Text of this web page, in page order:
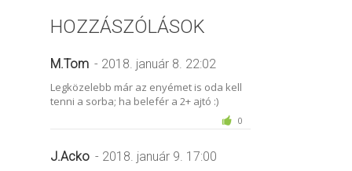
HOZZÁSZÓLÁSOK
M.Tom - 2018. január 8. 22:02
Legközelebb már az enyémet is oda kell
tenni a sorba; ha belefér a 2+ ajtó :)
0
J.Acko - 2018. január 9. 17:00